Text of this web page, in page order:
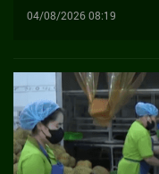
04/08/2026 08:19